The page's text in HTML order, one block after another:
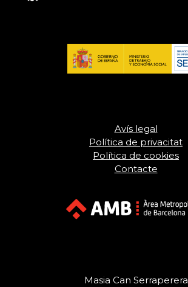
Avís legal
Política de privacitat
Política de cookies
Contacte
Masia Can Serraperera